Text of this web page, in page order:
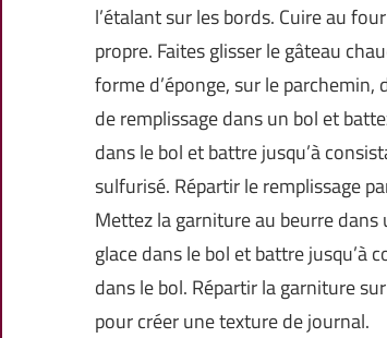
l’étalant sur les bords. Cuire au
propre. Faites glisser le gâteau
forme d’éponge, sur le
de remplissage dans un bol et
dans le bol et battre jusqu’à
sulfurisé. Répartir le remplissage
Mettez la garniture au beurre dans
glace dans le bol et battre jusqu’à
dans le bol. Répartir la garniture
pour créer une texture de journal.